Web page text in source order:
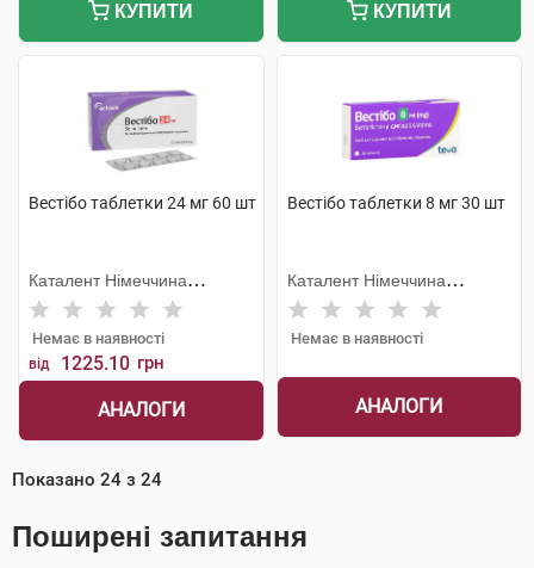
КУПИТИ КУПИТИ
Вестібо таблетки 24 мг 60 шт
Каталент Німеччина
Шорндорф ГмбХ
Немає в наявності
від 1225.10 грн
АНАЛОГИ
Вестібо таблетки 8 мг 30 шт
Каталент Німеччина
Шорндорф ГмбХ
Немає в наявності
АНАЛОГИ
Показано 24 з 24
Поширені запитання